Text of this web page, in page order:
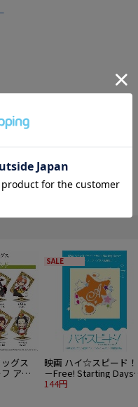
の彼女達があなたの部屋にやっ
している二人が眩しい！
グス
アク
敦 愚
SALE
映画 ハイ☆スピード！
－Free! Starting Days
ステンドグラス風蒔絵
144円